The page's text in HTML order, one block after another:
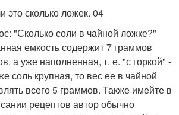
"Сколько соли в чайной ложке?"
емкость содержит 7 граммов
а уже наполненная, т. е. "с горкой" -
соль крупная, то вес ее в чайной
всего 5 граммов. Также имейте в
рецептов автор обычно